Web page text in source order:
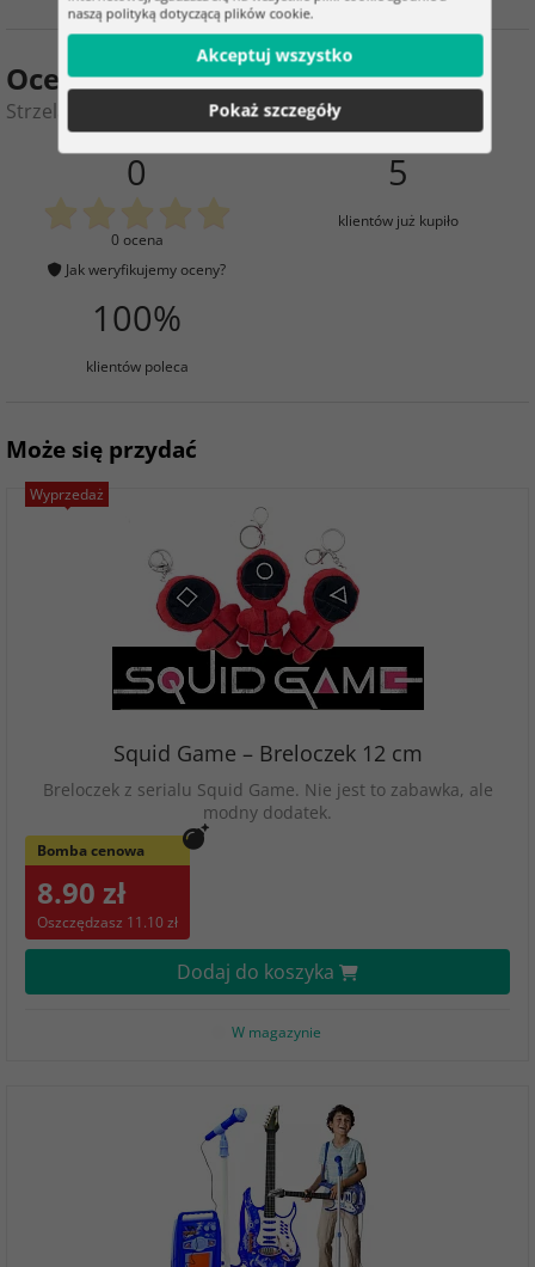
Ocena produktu
Strzelanka na cel w dinozaurami
0
0 ocena
Jak weryfikujemy oceny?
5
klientów już kupiło
100%
klientów poleca
Może się przydać
Wyprzedaż
Squid Game – Breloczek 12 cm
Breloczek z serialu Squid Game. Nie jest to zabawka, ale
modny dodatek.
Bomba cenowa
8.90 zł
Oszczędzasz 11.10 zł
Dodaj do koszyka
W magazynie
naszą polityką dotyczącą plików cookie.
Akceptuj wszystko
Pokaż szczegóły